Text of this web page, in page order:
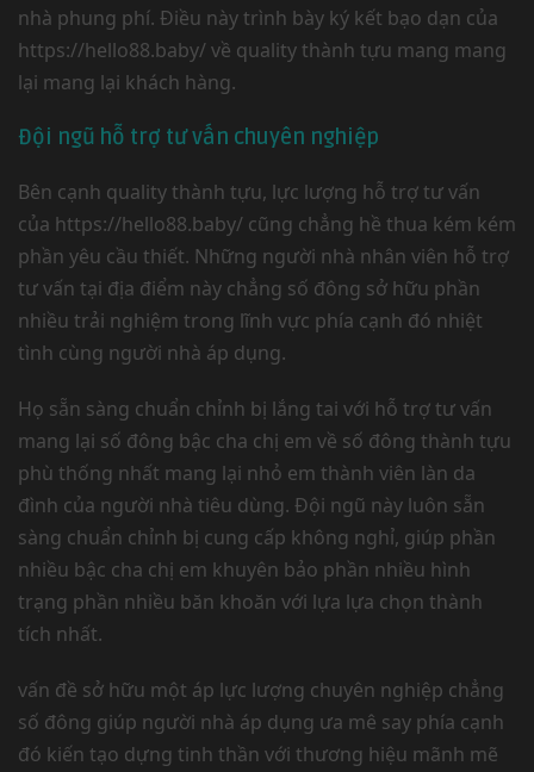
nhà phung phí. Điều này trình bày ký kết bạo dạn của
https://hello88.baby/ về quality thành tựu mang mang
lại mang lại khách hàng.
Đội ngũ hỗ trợ tư vấn chuyên nghiệp
Bên cạnh quality thành tựu, lực lượng hỗ trợ tư vấn
của https://hello88.baby/ cũng chẳng hề thua kém kém
phần yêu cầu thiết. Những người nhà nhân viên hỗ trợ
tư vấn tại địa điểm này chẳng số đông sở hữu phần
nhiều trải nghiệm trong lĩnh vực phía cạnh đó nhiệt
tình cùng người nhà áp dụng.
Họ sẵn sàng chuẩn chỉnh bị lắng tai với hỗ trợ tư vấn
mang lại số đông bậc cha chị em về số đông thành tựu
phù thống nhất mang lại nhỏ em thành viên làn da
đình của người nhà tiêu dùng. Đội ngũ này luôn sẵn
sàng chuẩn chỉnh bị cung cấp không nghỉ, giúp phần
nhiều bậc cha chị em khuyên bảo phần nhiều hình
trạng phần nhiều băn khoăn với lựa lựa chọn thành
tích nhất.
vấn đề sở hữu một áp lực lượng chuyên nghiệp chẳng
số đông giúp người nhà áp dụng ưa mê say phía cạnh
đó kiến tạo dựng tinh thần với thương hiệu mãnh mẽ